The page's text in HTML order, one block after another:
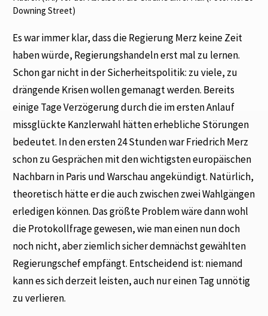
Downing Street)
Es war immer klar, dass die Regierung Merz keine Zeit
haben würde, Regierungshandeln erst mal zu lernen.
Schon gar nicht in der Sicherheitspolitik: zu viele, zu
drängende Krisen wollen gemanagt werden. Bereits
einige Tage Verzögerung durch die im ersten Anlauf
missglückte Kanzlerwahl hätten erhebliche Störungen
bedeutet. In den ersten 24 Stunden war Friedrich Merz
schon zu Gesprächen mit den wichtigsten europäischen
Nachbarn in Paris und Warschau angekündigt. Natürlich,
theoretisch hätte er die auch zwischen zwei Wahlgängen
erledigen können. Das größte Problem wäre dann wohl
die Protokollfrage gewesen, wie man einen nun doch
noch nicht, aber ziemlich sicher demnächst gewählten
Regierungschef empfängt. Entscheidend ist: niemand
kann es sich derzeit leisten, auch nur einen Tag unnötig
zu verlieren.